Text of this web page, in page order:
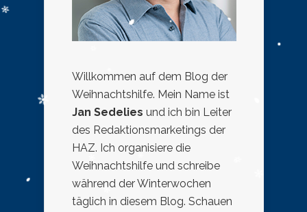
Willkommen auf dem Blog der
Weihnachtshilfe. Mein Name ist
Jan Sedelies und ich bin Leiter
des Redaktionsmarketings der
HAZ. Ich organisiere die
Weihnachtshilfe und schreibe
während der Winterwochen
täglich in diesem Blog. Schauen